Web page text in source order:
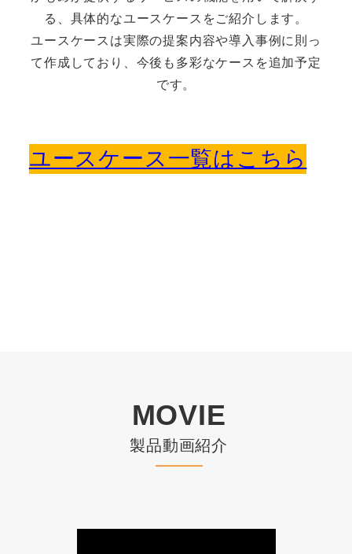
る、具体的なユースケースをご紹介します。
ユースケースは実際の提案内容や導入事例に則っ
て作成しており、今後も多彩なケースを追加予定
です。
ユースケース一覧はこちら
MOVIE
製品動画紹介